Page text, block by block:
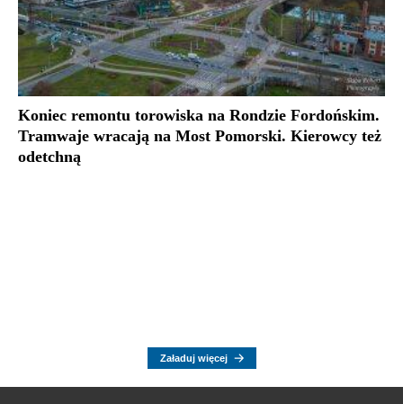
Koniec remontu torowiska na Rondzie Fordońskim.
Tramwaje wracają na Most Pomorski. Kierowcy też
odetchną
Załaduj więcej